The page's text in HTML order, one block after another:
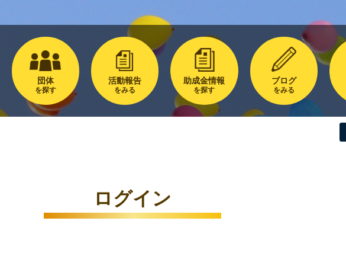
団体
を探す
活動報告
をみる
助成金情報
を探す
ブログ
をみる
ログイン